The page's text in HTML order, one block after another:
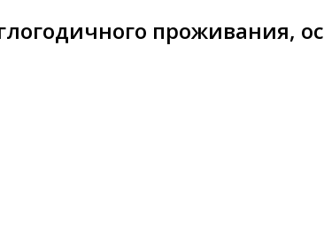
проживания,